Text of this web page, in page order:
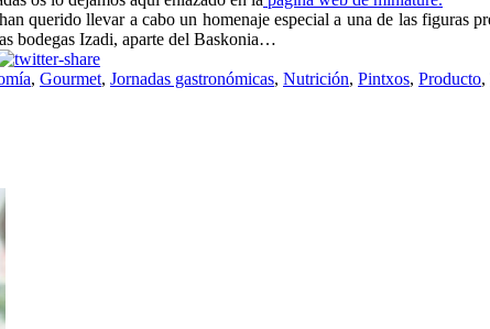
querido llevar a cabo un homenaje especial a una de las figuras
bodegas Izadi, aparte del Baskonia…
, Gourmet, Jornadas gastronómicas, Nutrición, Pintxos, Producto,